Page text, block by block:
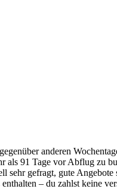
anderen
91 Tage vor Abflug zu
sehr gefragt, gute
– du zahlst keine